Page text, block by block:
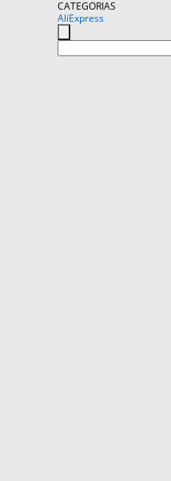
CATEGORIAS
AliExpress